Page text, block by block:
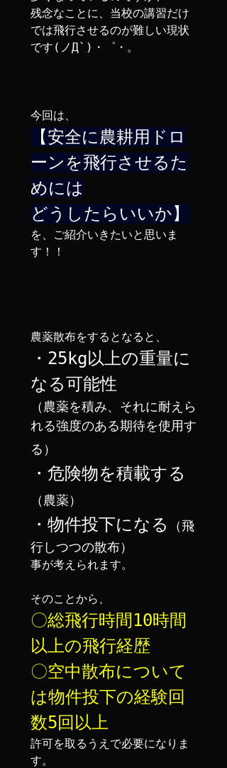
残念なことに、当校の講習だけ
では飛行させるのが難しい現状
です(ノД`)・゜・。
【安全に農耕用ドロ
ーンを飛行させるた
めには
どうしたらいいか】
を、ご紹介いきたいと思いま
す！！
・25kg以上の重量に
（農薬を積み、それに耐えら
れる強度のある期待を使用す
る）
・危険物を積載する
（農薬）
・物件投下になる
（飛
行しつつの散布）
事が考えられます。
〇総飛行時間10時間
以上の飛行経歴
〇空中散布について
は物件投下の経験回
数5回以上
許可を取るうえで必要になりま
す。